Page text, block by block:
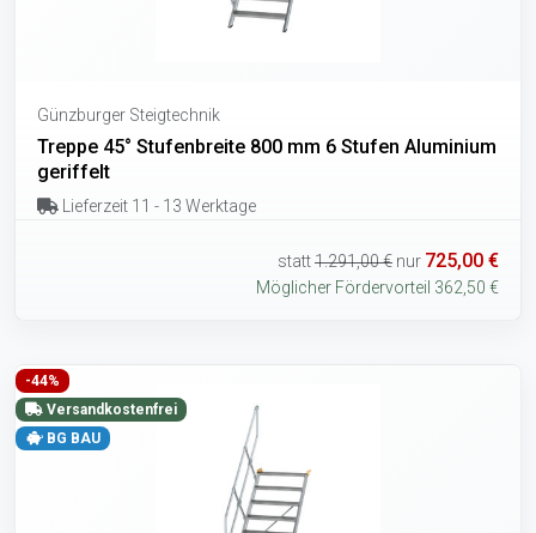
Günzburger Steigtechnik
Treppe 45° Stufenbreite 800 mm 6 Stufen Aluminium
geriffelt
Lieferzeit 11 - 13 Werktage
statt1.291,00 € nur 725,00 €
Möglicher Fördervorteil 362,50 €
-44%
Versandkostenfrei
BG BAU